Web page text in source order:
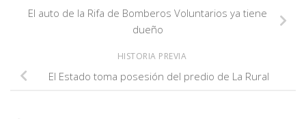
El auto de la Rifa de Bomberos Voluntarios ya tiene
dueño
HISTORIA PREVIA
El Estado toma posesión del predio de La Rural